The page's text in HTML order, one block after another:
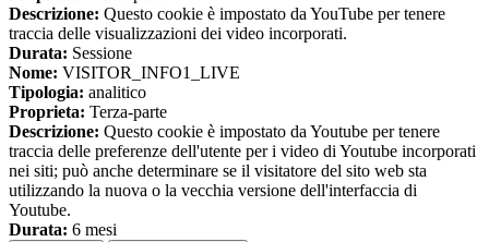
Descrizione: Questo cookie è impostato da YouTube per tenere
traccia delle visualizzazioni dei video incorporati.
Durata: Sessione
Nome: VISITOR_INFO1_LIVE
Tipologia: analitico
Proprieta: Terza-parte
Descrizione: Questo cookie è impostato da Youtube per tenere
traccia delle preferenze dell'utente per i video di Youtube incorporati
nei siti; può anche determinare se il visitatore del sito web sta
utilizzando la nuova o la vecchia versione dell'interfaccia di
Youtube.
Durata: 6 mesi